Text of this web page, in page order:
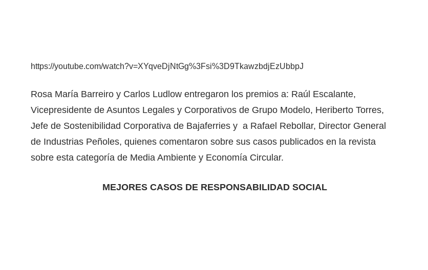
https://youtube.com/watch?v=XYqveDjNtGg%3Fsi%3D9TkawzbdjEzUbbpJ
Rosa María Barreiro y Carlos Ludlow entregaron los premios a: Raúl Escalante,
Vicepresidente de Asuntos Legales y Corporativos de Grupo Modelo, Heriberto Torres,
Jefe de Sostenibilidad Corporativa de Bajaferries y a Rafael Rebollar, Director General
de Industrias Peñoles, quienes comentaron sobre sus casos publicados en la revista
sobre esta categoría de Media Ambiente y Economía Circular.
MEJORES CASOS DE RESPONSABILIDAD SOCIAL